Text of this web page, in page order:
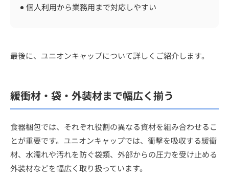
個人利用から業務用まで対応しやすい
最後に、ユニオンキャップについて詳しくご紹介します。
緩衝材・袋・外装材まで幅広く揃う
食器梱包では、それぞれ役割の異なる資材を組み合わせるこ
とが重要です。ユニオンキャップでは、衝撃を吸収する緩衝
材、水濡れや汚れを防ぐ袋類、外部からの圧力を受け止める
外装材などを幅広く取り扱っています。